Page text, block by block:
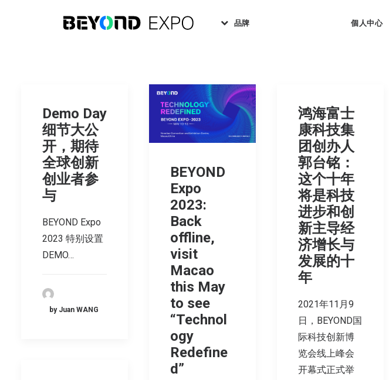
品牌 個人中心
Demo Day
细节大公
开，期待
全球创新
创业者参
与
BEYOND Expo
2023 特别设置
DEMO…
by Juan WANG
BEYOND
Expo
2023:
Back
offline,
visit
Macao
this May
to see
“Technol
ogy
Redefine
d”
鸿海富士
康科技集
团创办人
郭台铭：
这个十年
将是科技
进步和创
新主导经
济增长与
发展的十
年
2021年11月9
日，BEYOND国
际科技创新博
览会线上峰会
开幕式正式举